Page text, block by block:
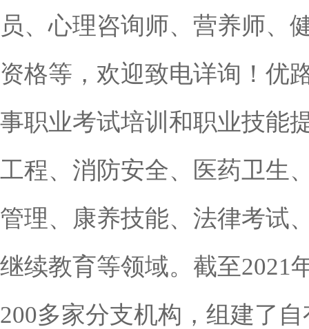
员、心理咨询师、营养师、
资格等，欢迎致电详询！ 优
事职业考试培训和职业技能
工程、消防安全、医药卫生
管理、康养技能、法律考试
继续教育等领域。截至2021
200多家分支机构，组建了